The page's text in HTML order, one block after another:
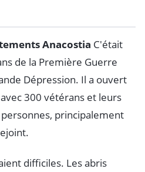
Anacostia C'était
de la Première Guerre
Dépression. Il a ouvert
300 vétérans et leurs
principalement
difficiles. Les abris